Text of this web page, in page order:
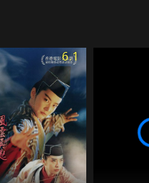
成為片中焦點人
故事由大導演張徹
豐富；張徹執導的
。
6.1